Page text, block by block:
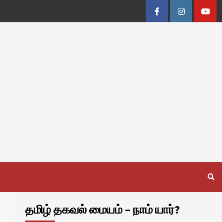
FacebookInstagram
தமிழ் தகவல் மையம் – நாம் யார்?